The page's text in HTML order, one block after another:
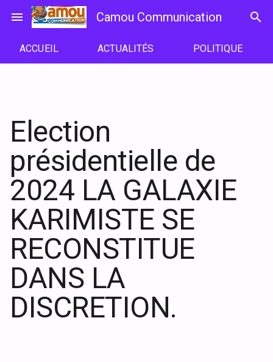
menu Camou Communication search
ACCUEIL ACTUALITÉS POLITIQUE
Election
présidentielle de
2024 LA GALAXIE
KARIMISTE SE
RECONSTITUE
DANS LA
DISCRETION.